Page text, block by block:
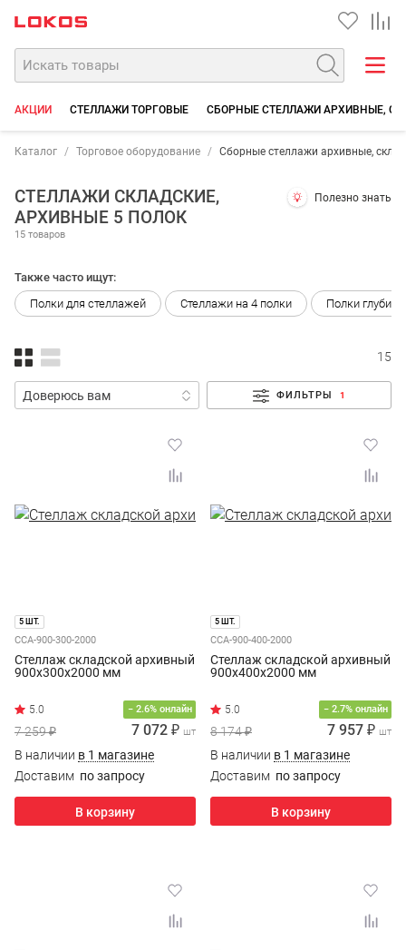
АКЦИИ СТЕЛЛАЖИ ТОРГОВЫЕ СБОРНЫЕ СТЕЛЛАЖИ АРХИВНЫЕ,
Каталог Торговое оборудование Сборные стеллажи архивные,
СТЕЛЛАЖИ СКЛАДСКИЕ,
АРХИВНЫЕ 5 ПОЛОК
15 товаров
Полезно знать
Также часто ищут:
Полки для стеллажей
Стеллажи на 4 полки Полки
15
ФИЛЬТРЫ 1
5 ШТ.
ССА-900-300-2000
Стеллаж складской архивный
900х300х2000 мм
− 2.6% онлайн
7 259 ₽ 7 072 ₽ шт
В наличии в 1 магазине
Доставим по запросу
В корзину
5 ШТ.
ССА-900-400-2000
Стеллаж складской архивный
900х400х2000 мм
− 2.7% онлайн
8 174 ₽ 7 957 ₽ шт
В наличии в 1 магазине
Доставим по запросу
В корзину